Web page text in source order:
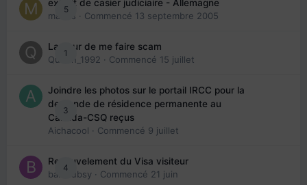
5
extrait de casier judiciaire - Allemagne
maries · Commencé 13 septembre 2005
1
La peur de me faire scam
Queen_1992 · Commencé 15 juillet
3
Joindre les photos sur le portail IRCC pour la
demande de résidence permanente au
Canada-CSQ reçus
Aichacool · Commencé 9 juillet
4
Renouvelement du Visa visiteur
babibubsy · Commencé 21 juin